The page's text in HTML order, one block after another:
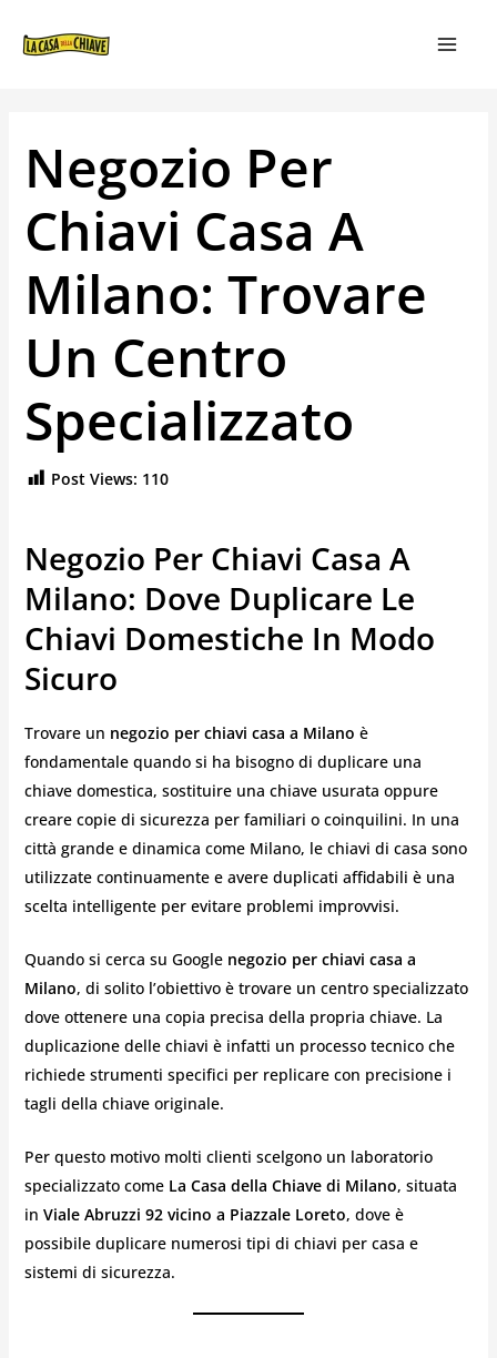
Negozio Per
Chiavi Casa A
Milano: Trovare
Un Centro
Specializzato
Post Views: 110
Negozio Per Chiavi Casa A
Milano: Dove Duplicare Le
Chiavi Domestiche In Modo
Sicuro
Trovare un negozio per chiavi casa a Milano è
fondamentale quando si ha bisogno di duplicare una
chiave domestica, sostituire una chiave usurata oppure
creare copie di sicurezza per familiari o coinquilini. In una
città grande e dinamica come Milano, le chiavi di casa sono
utilizzate continuamente e avere duplicati affidabili è una
scelta intelligente per evitare problemi improvvisi.
Quando si cerca su Google negozio per chiavi casa a
Milano, di solito l’obiettivo è trovare un centro specializzato
dove ottenere una copia precisa della propria chiave. La
duplicazione delle chiavi è infatti un processo tecnico che
richiede strumenti specifici per replicare con precisione i
tagli della chiave originale.
Per questo motivo molti clienti scelgono un laboratorio
specializzato come La Casa della Chiave di Milano, situata
in Viale Abruzzi 92 vicino a Piazzale Loreto, dove è
possibile duplicare numerosi tipi di chiavi per casa e
sistemi di sicurezza.
ARTICOLI